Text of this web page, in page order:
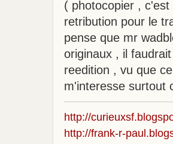
( photocopier ,
retribution pour le
pense que mr
originaux , il
reedition , vu que
m'interesse surtout
http://
http://frank-r-